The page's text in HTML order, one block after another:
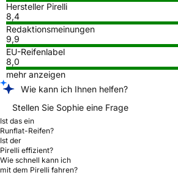
Hersteller Pirelli
8,4
Redaktionsmeinungen
9,9
EU-Reifenlabel
8,0
mehr anzeigen
Wie kann ich Ihnen helfen?
Stellen Sie Sophie eine Frage
Ist das ein
Runflat-Reifen?
Ist der
Pirelli effizient?
Wie schnell kann ich
mit dem Pirelli fahren?